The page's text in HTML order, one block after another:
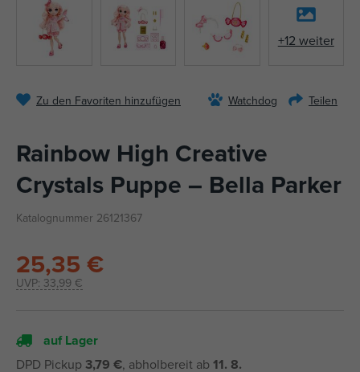
+12 weiter
Zu den Favoriten hinzufügen Watchdog Teilen
Rainbow High Creative
Crystals Puppe – Bella Parker
Katalognummer 26121367
UVP: 33,99 €
25,35 €
auf Lager
DPD Pickup 3,79 €, abholbereit ab 11. 8.